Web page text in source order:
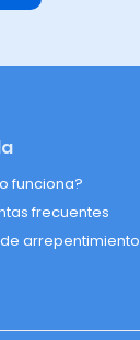
funciona?
frecuentes
arrepentimiento